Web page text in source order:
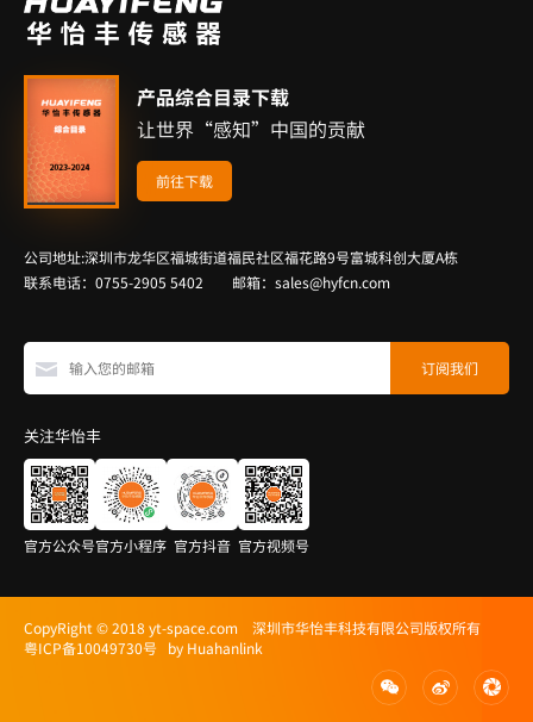
产品综合目录下载
让世界“感知”中国的贡献
前往下载
公司地址:深圳市龙华区福城街道福民社区福花路9号富城科创大厦A栋
联系电话：0755-2905 5402 邮箱：sales@hyfcn.com
关注华怡丰
官方公众号官方小程序 官方抖音 官方视频号
CopyRight © 2018 yt-space.com 深圳市华怡丰科技有限公司版权所有
粤ICP备10049730号 by Huahanlink